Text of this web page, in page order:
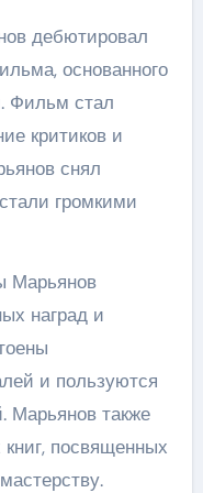
дебютировал
основанного
Фильм стал
критиков и
снял
громкими
Марьянов
наград и
и пользуются
Марьянов также
книг, посвященных